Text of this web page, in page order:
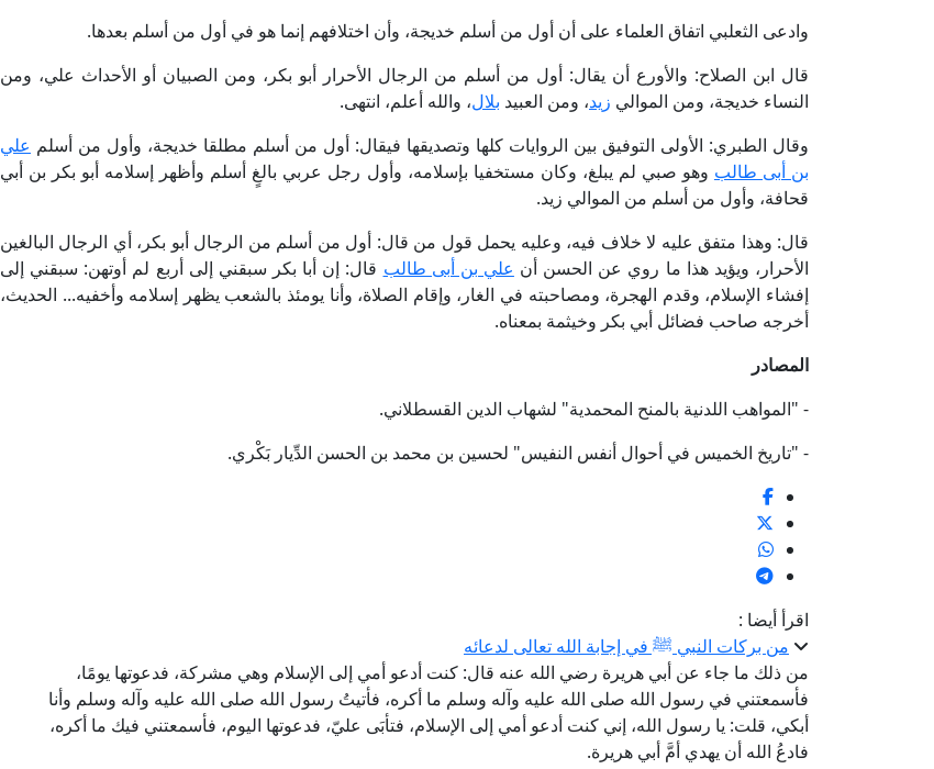
وادعى الثعلبي اتفاق العلماء على أن أول من أسلم خديجة، وأن اختلافهم إنما هو في أول من أسلم بعدها.
قال ابن الصلاح: والأورع أن يقال: أول من أسلم من الرجال الأحرار أبو بكر، ومن الصبيان أو الأحداث علي، ومن
النساء خديجة، ومن الموالي زيد، ومن العبيد بلال، والله أعلم، انتهى.
وقال الطبري: الأولى التوفيق بين الروايات كلها وتصديقها فيقال: أول من أسلم مطلقا خديجة، وأول من أسلم علي
بن أبى طالب وهو صبي لم يبلغ، وكان مستخفيا بإسلامه، وأول رجل عربي بالغٍ أسلم وأظهر إسلامه أبو بكر بن أبي
قحافة، وأول من أسلم من الموالي زيد.
قال: وهذا متفق عليه لا خلاف فيه، وعليه يحمل قول من قال: أول من أسلم من الرجال أبو بكر، أي الرجال البالغين
الأحرار، ويؤيد هذا ما روي عن الحسن أن علي بن أبى طالب قال: إن أبا بكر سبقني إلى أربع لم أوتهن: سبقني إلى
إفشاء الإسلام، وقدم الهجرة، ومصاحبته في الغار، وإقام الصلاة، وأنا يومئذ بالشعب يظهر إسلامه وأخفيه... الحديث،
أخرجه صاحب فضائل أبي بكر وخيثمة بمعناه.
المصادر
- "المواهب اللدنية بالمنح المحمدية" لشهاب الدين القسطلاني.
- "تاريخ الخميس في أحوال أنفس النفيس" لحسين بن محمد بن الحسن الدِّيار بَكْري.
اقرأ أيضا :
من بركات النبي ﷺ في إجابة الله تعالى لدعائه
من ذلك ما جاء عن أبي هريرة رضي الله عنه قال: كنت أدعو أمي إلى الإسلام وهي مشركة، فدعوتها يومًا،
فأسمعتني في رسول الله صلى الله عليه وآله وسلم ما أكره، فأتيتُ رسول الله صلى الله عليه وآله وسلم وأنا
أبكي، قلت: يا رسول الله، إني كنت أدعو أمي إلى الإسلام، فتأبَى عليّ، فدعوتها اليوم، فأسمعتني فيك ما أكره،
فادعُ الله أن يهدي أمَّ أبي هريرة.